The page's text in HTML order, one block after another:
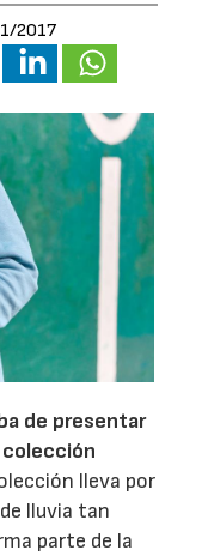
2017
de presentar
colección
lleva por
lluvia tan
parte de la